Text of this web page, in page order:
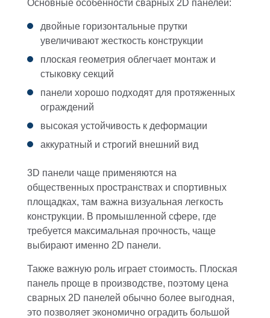
Основные особенности сварных 2D панелей:
двойные горизонтальные прутки
увеличивают жесткость конструкции
плоская геометрия облегчает монтаж и
стыковку секций
панели хорошо подходят для протяженных
ограждений
высокая устойчивость к деформации
аккуратный и строгий внешний вид
3D панели чаще применяются на
общественных пространствах и спортивных
площадках, там важна визуальная легкость
конструкции. В промышленной сфере, где
требуется максимальная прочность, чаще
выбирают именно 2D панели.
Также важную роль играет стоимость. Плоская
панель проще в производстве, поэтому цена
сварных 2D панелей обычно более выгодная,
это позволяет экономично оградить большой